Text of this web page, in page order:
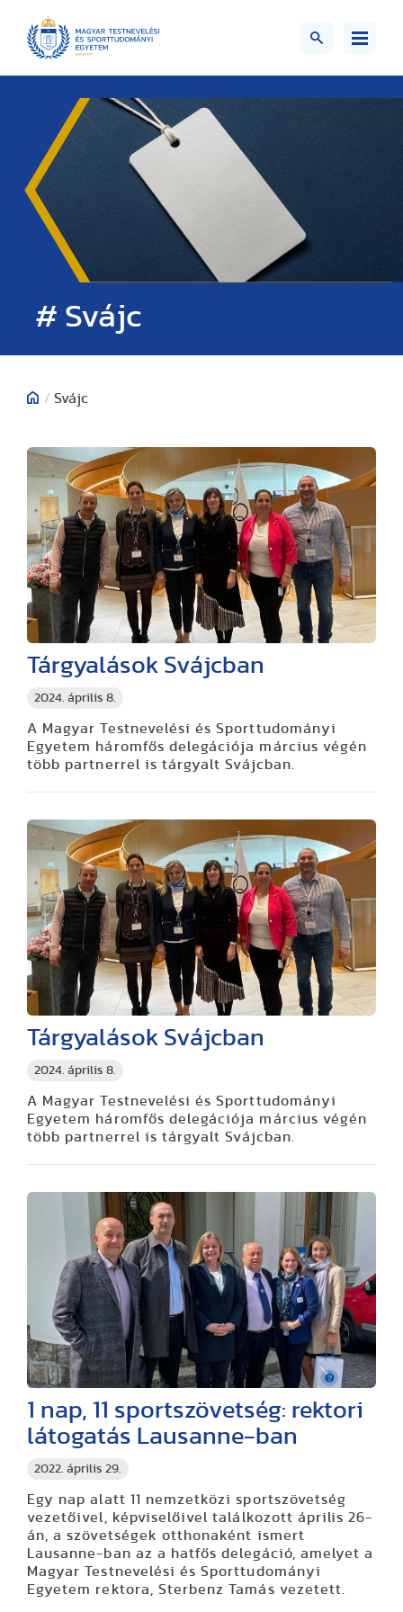
# Svájc
/ Svájc
2024. április 8.
Tárgyalások Svájcban
A Magyar Testnevelési és Sporttudományi
Egyetem háromfős delegációja március végén
több partnerrel is tárgyalt Svájcban.
2024. április 8.
Tárgyalások Svájcban
A Magyar Testnevelési és Sporttudományi
Egyetem háromfős delegációja március végén
több partnerrel is tárgyalt Svájcban.
2022. április 29.
1 nap, 11 sportszövetség: rektori
látogatás Lausanne-ban
Egy nap alatt 11 nemzetközi sportszövetség
vezetőivel, képviselőivel találkozott április 26-
án, a szövetségek otthonaként ismert
Lausanne-ban az a hatfős delegáció, amelyet a
Magyar Testnevelési és Sporttudományi
Egyetem rektora, Sterbenz Tamás vezetett.